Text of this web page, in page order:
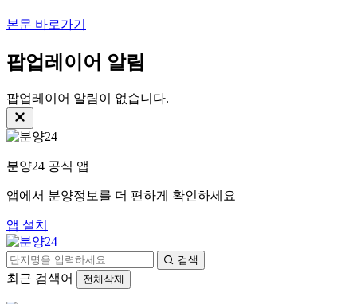
본문 바로가기
팝업레이어 알림
팝업레이어 알림이 없습니다.
분양24 공식 앱
앱에서 분양정보를 더 편하게 확인하세요
앱 설치
검색
최근 검색어 전체삭제